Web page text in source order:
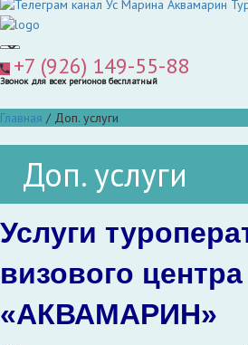
+7 (926) 149-55-88
Звонок для всех регионов бесплатный
Главная / Доп. услуги
Доп. услуги
Услуги
визового центра
«АКВАМАРИН»